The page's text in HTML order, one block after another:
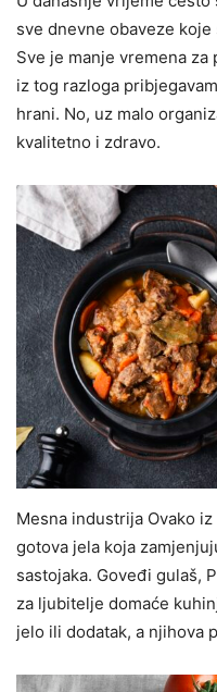
sve dnevne obaveze
Sve je manje vremena
iz tog razloga
hrani. No, uz malo
kvalitetno i zdravo.
Mesna industrija Ovako
gotova jela koja
sastojaka. Goveđi gulaš,
za ljubitelje domaće
jelo ili dodatak, a njihova